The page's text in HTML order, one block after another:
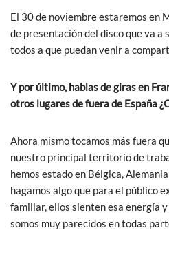
El 30 de noviembre estaremos en
de presentación del disco que va a
todos a que puedan venir a
Y por último, hablas de giras en
otros lugares de fuera de España
Ahora mismo tocamos más fuera
nuestro principal territorio de
hemos estado en Bélgica,
hagamos algo que para el público
familiar, ellos sienten esa energía
somos muy parecidos en todas